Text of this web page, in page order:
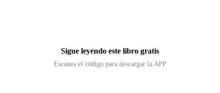
Sigue leyendo este libro gratis
Escanea el código para descargar la APP